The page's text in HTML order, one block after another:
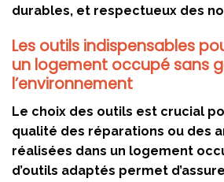
durables, et respectueux des
Les outils indispensables
un logement occupé sans
l’environnement
Le choix des outils est crucial
qualité des réparations ou des
réalisées dans un logement
d’outils adaptés permet